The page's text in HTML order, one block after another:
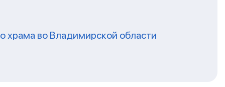
храма во Владимирской области